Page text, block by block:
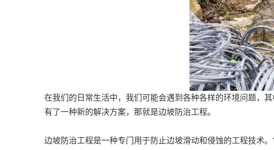
在我们的日常生活中，我们可能会遇到各种各样的环境问题，
有了一种新的解决方案，那就是边坡防治工程。
边坡防治工程是一种专门用于防止边坡滑动和侵蚀的工程技术